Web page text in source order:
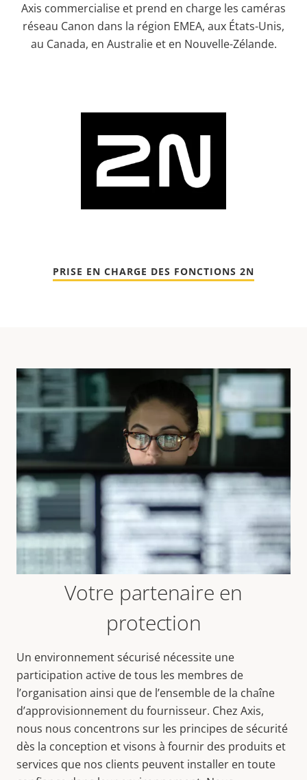
Axis commercialise et prend en charge les caméras
réseau Canon dans la région EMEA, aux États-Unis,
au Canada, en Australie et en Nouvelle-Zélande.
PRISE EN CHARGE DES FONCTIONS 2N
Votre partenaire en
protection
Un environnement sécurisé nécessite une
participation active de tous les membres de
l’organisation ainsi que de l’ensemble de la chaîne
d’approvisionnement du fournisseur. Chez Axis,
nous nous concentrons sur les principes de sécurité
dès la conception et visons à fournir des produits et
services que nos clients peuvent installer en toute